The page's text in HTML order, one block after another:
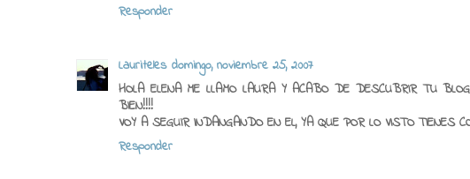
Responder
Lauriteles domingo, noviembre 25, 2007
HOLA ELENA ME LLAMO LAURA Y ACABO DE DESCUBRIR TU
BIEN!!!!
VOY A SEGUIR INDANGANDO EN EL, YA QUE POR LO VISTO TIENES
Responder